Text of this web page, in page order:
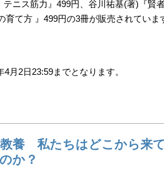
ス筋力』499円、谷川祐基(著)『賢
て方 』499円の3冊が販売されていま
月2日23:59までとなります。
養 私たちはどこから来
か？